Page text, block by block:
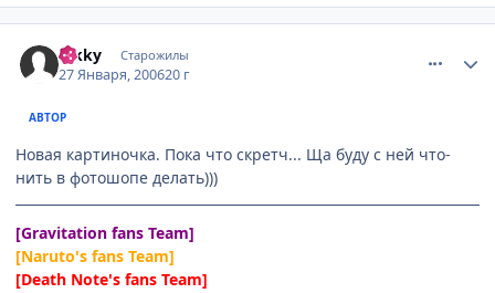
hikky Старожилы
27 Января, 200620 г
АВТОР
Новая картиночка. Пока что скретч... Ща буду с ней что-
нить в фотошопе делать)))
[Gravitation fans Team]
[Naruto's fans Team]
[Death Note's fans Team]